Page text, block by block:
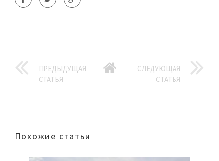
ПРЕДЫДУЩАЯ
СТАТЬЯ
СЛЕДУЮЩАЯ
СТАТЬЯ
Похожие статьи